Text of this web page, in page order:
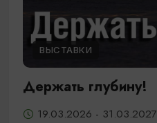
ВЫСТАВКИ
Держать глубину!
19.03.2026 - 31.03.2027